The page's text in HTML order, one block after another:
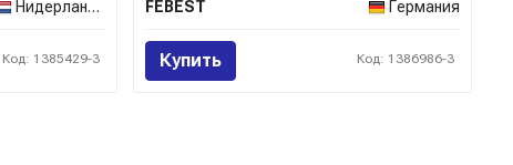
Нидерланды
Код: 1385429-3
FEBEST
Германия
Купить Код: 1386986-3